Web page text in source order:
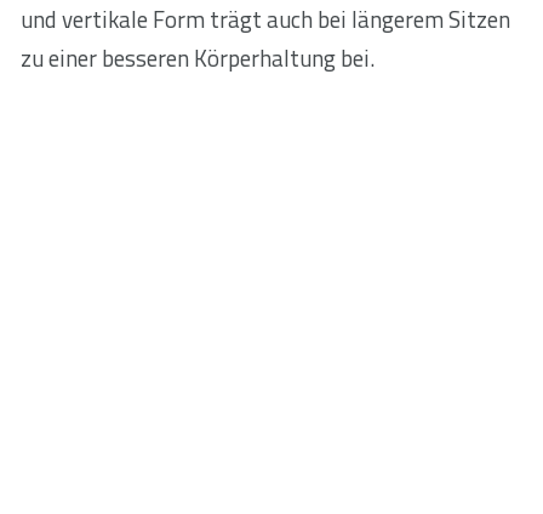
und vertikale Form trägt auch bei längerem Sitzen
zu einer besseren Körperhaltung bei.